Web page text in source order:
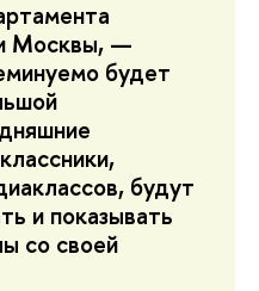
Москвы, —
будет
будут
и показывать
со своей